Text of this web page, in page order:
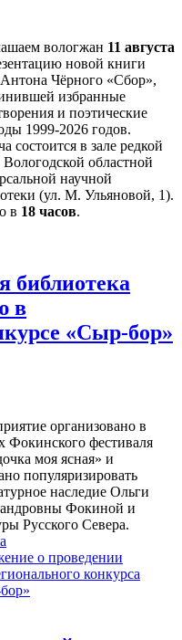
вологжан 11 августа
новой книги
Чёрного «Сбор»,
избранные
и поэтические
1999-2026 годов.
состоится в зале редкой
областной
научной
(ул. М. Ульяновой, 1).
в 18 часов.
библиотека
в
«Сыр-бор»
организовано в
Фокинского фестиваля
моя ясная» и
популяризировать
наследие Ольги
Фокиной и
Русского Севера.
о проведении
конкурса